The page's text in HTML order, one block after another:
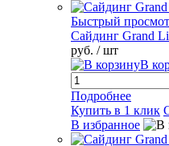
Быстрый
Сайдинг Grand
руб. / шт
В
Подробнее
Купить в 1 клик
В избранное